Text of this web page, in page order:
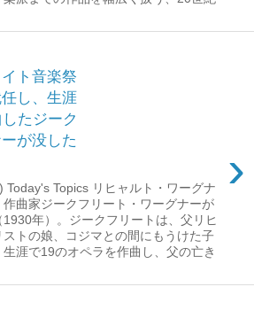
ト音楽祭
し、生涯
たジーク
が没した
›
Topics リヒャルト・ワーグナ
作曲家ジークフリート・ワーグナーが
年）。ジークフリートは、父リヒ
ストの娘、コジマとの間にもうけた子
涯で19のオペラを作曲し、父の亡き